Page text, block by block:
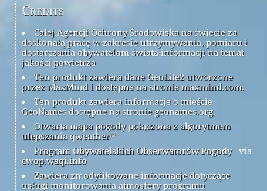
Credits
Całej Agencji Ochrony Środowiska na świecie za
doskonałą pracę w zakresie utrzymywania, pomiaru i
dostarczania obywatelom świata informacji na temat
jakości powietrza
Ten produkt zawiera dane GeoLite2 utworzone
przez MaxMind i dostępne na stronie maxmind.com.
Ten produkt zawiera informacje o mieście
GeoNames dostępne na stronie geonames.org.
Otwarta mapa pogody połączona z algorytmem
ulepszania qweather™
Program Obywatelskich Obserwatorów Pogody via
cwop.waqi.info
Zawiera zmodyfikowane informacje dotyczące
usługi monitorowania atmosfery programu